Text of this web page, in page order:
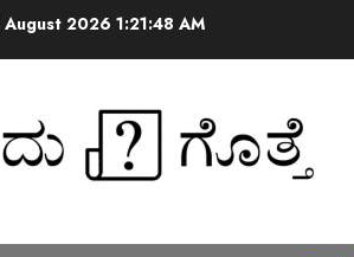
August 2026 1:21:49 AM